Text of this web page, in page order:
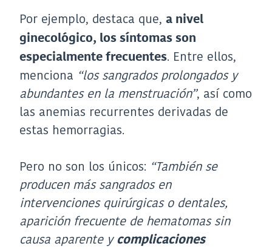
Por ejemplo, destaca que, a nivel
ginecológico, los síntomas son
especialmente frecuentes. Entre ellos,
menciona “los sangrados prolongados y
abundantes en la menstruación”, así como
las anemias recurrentes derivadas de
estas hemorragias.
Pero no son los únicos: “También se
producen más sangrados en
intervenciones quirúrgicas o dentales,
aparición frecuente de hematomas sin
causa aparente ycomplicaciones